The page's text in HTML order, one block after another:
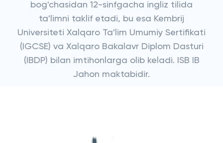
bog'chasidan 12-sinfgacha ingliz tilida
ta'limni taklif etadi, bu esa Kembrij
Universiteti Xalqaro Ta'lim Umumiy Sertifikati
(IGCSE) va Xalqaro Bakalavr Diplom Dasturi
(IBDP) bilan imtihonlarga olib keladi. ISB IB
Jahon maktabidir.